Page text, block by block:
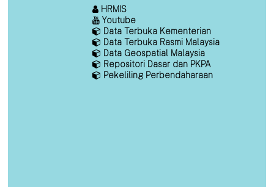
HRMIS
Youtube
Data Terbuka Kementerian
Data Terbuka Rasmi Malaysia
Data Geospatial Malaysia
Repositori Dasar dan PKPA
Pekeliling Perbendaharaan